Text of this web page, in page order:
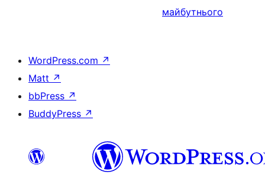
майбутнього
WordPress.com ↗
Matt ↗
bbPress ↗
BuddyPress ↗